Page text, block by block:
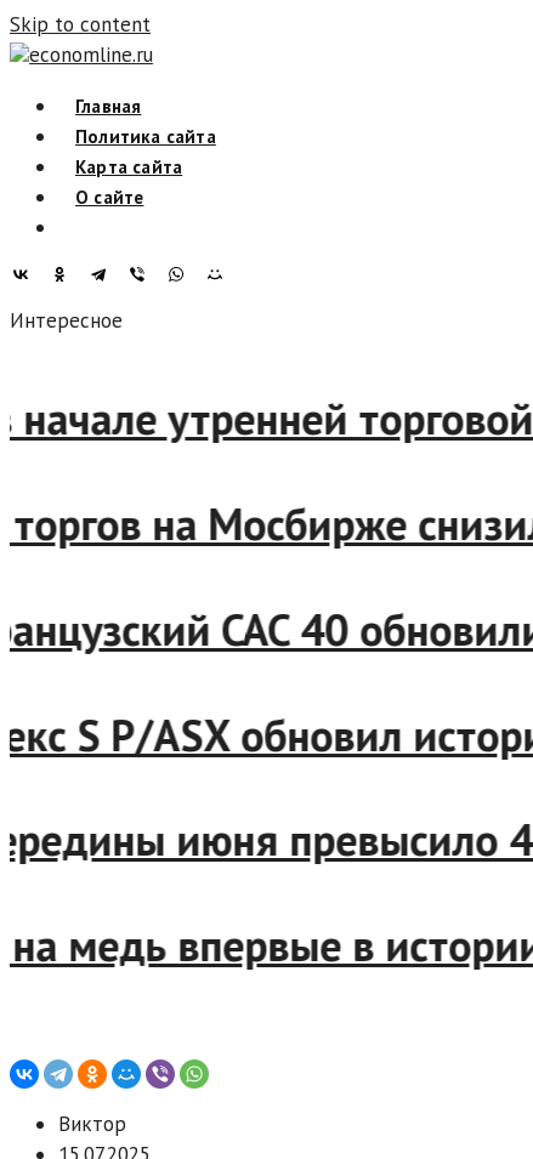
Skip to content
economline.ru
Главная
Политика сайта
Карта сайта
О сайте
Интересное
в начале утренней
торгов на Мосбирже
и французский CAC 40
индекс S P/ASX обновил
с середины июня
на медь впервые в
Виктор